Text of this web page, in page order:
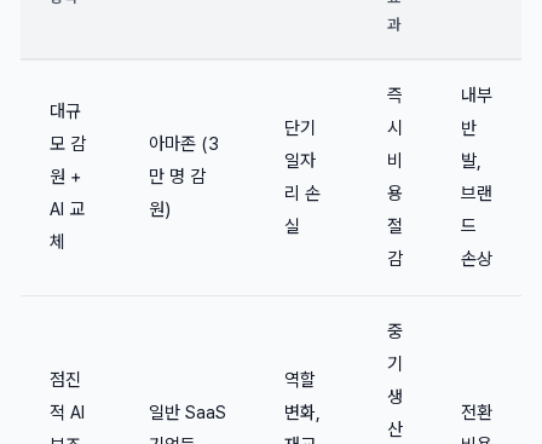
과
대규
모 감
원 +
AI 교
체
아마존 (3
만 명 감
원)
단기
일자
리 손
실
즉
시
비
용
절
감
내부
반
발,
브랜
드
손상
점진
적 AI
일반 SaaS
역할
변화,
중
기
생
산
전환